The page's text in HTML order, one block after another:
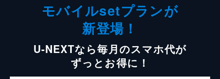
モバイルsetプランが
新登場！
U-NEXTなら毎月のスマホ代が
ずっとお得に！